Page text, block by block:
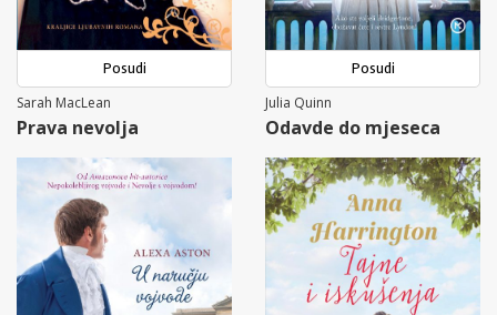
Posudi
Sarah MacLean
Prava nevolja
Posudi
Julia Quinn
Odavde do mjeseca